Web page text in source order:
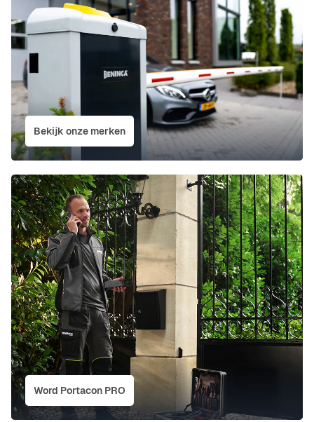
Bekijk onze merken
Word Portacon PRO